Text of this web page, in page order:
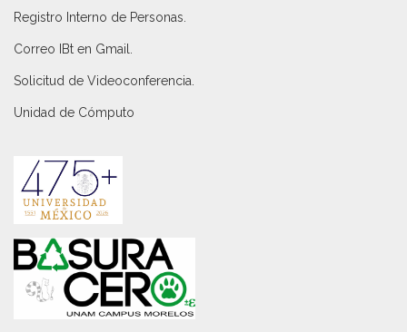
Registro Interno de Personas
Correo IBt en Gmail
Solicitud de Videoconferencia.
Unidad de Cómputo